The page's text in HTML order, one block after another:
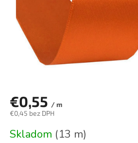
€0,55 / m
€0,45 bez DPH
cena:
Skladom (13 m)